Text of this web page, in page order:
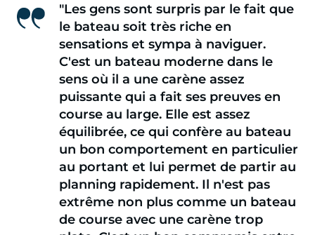
"Les gens sont surpris par le fait que
le bateau soit très riche en
sensations et sympa à naviguer.
C'est un bateau moderne dans le
sens où il a une carène assez
puissante qui a fait ses preuves en
course au large. Elle est assez
équilibrée, ce qui confère au bateau
un bon comportement en particulier
au portant et lui permet de partir au
planning rapidement. Il n'est pas
extrême non plus comme un bateau
de course avec une carène trop